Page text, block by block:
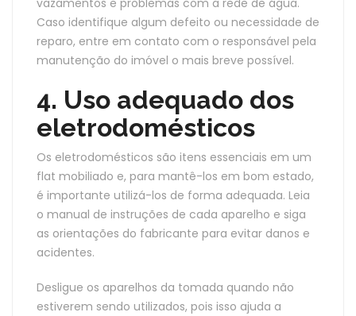
vazamentos e problemas com a rede de água.
Caso identifique algum defeito ou necessidade de
reparo, entre em contato com o responsável pela
manutenção do imóvel o mais breve possível.
4. Uso adequado dos
eletrodomésticos
Os eletrodomésticos são itens essenciais em um
flat mobiliado e, para mantê-los em bom estado,
é importante utilizá-los de forma adequada. Leia
o manual de instruções de cada aparelho e siga
as orientações do fabricante para evitar danos e
acidentes.
Desligue os aparelhos da tomada quando não
estiverem sendo utilizados, pois isso ajuda a